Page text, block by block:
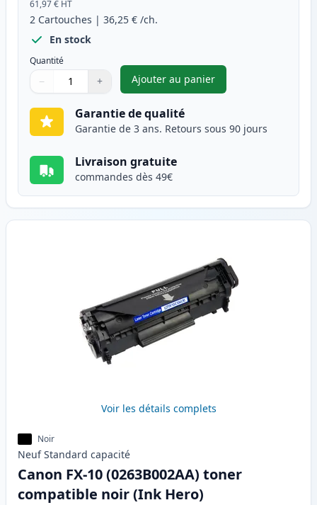
61,97 € HT
2 Cartouches | 36,25 € /ch.
En stock
Quantité
Quantité
Utilisez les boutons pour ajuster
− +
Quantité
Ajouter au panier
,Pack de 2 Canon FX-10
Garantie de qualité
Garantie de 3 ans. Retours sous 90 jours
Livraison gratuite
commandes dès 49€
Voir les détails complets
Noir
Neuf Standard capacité
Canon FX-10 (0263B002AA) toner
compatible noir (Ink Hero)